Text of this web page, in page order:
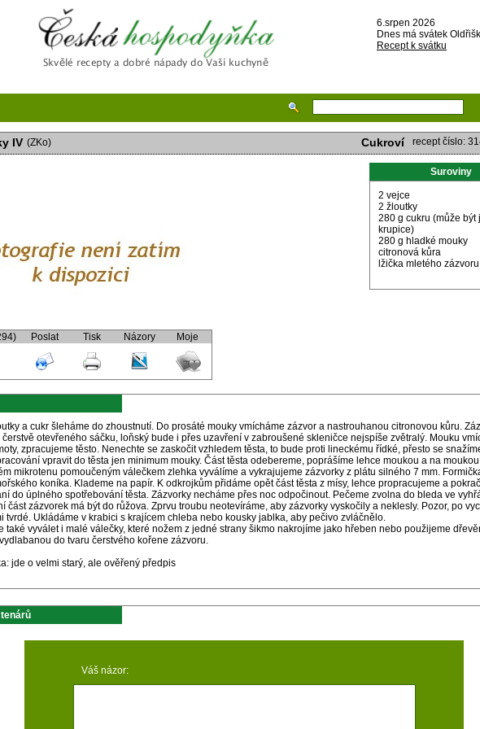
Česká hospodyňka
6.srpen 2026
Dnes má svátek
Recept k svátku
IV (ZKo) Cukroví recept číslo:
Poslat Tisk Názory Moje
Suroviny
2 vejce
2 žloutky
280 g cukru (může být
krupice)
280 g hladké mouky
citronová kůra
lžička mletého zázvoru
a cukr šleháme do zhoustnutí. Do prosáté mouky vmícháme zázvor a nastrouhanou citronovou kůru.
otevřeného sáčku, loňský bude i přes uzavření v zabroušené skleničce nejspíše zvětralý. Mouku
zpracujeme těsto. Nenechte se zaskočit vzhledem těsta, to bude proti lineckému řídké, přesto se
vpravit do těsta jen minimum mouky. Část těsta odebereme, poprášíme lehce moukou a na moukou
mikrotenu pomoučeným válečkem zlehka vyválíme a vykrajujeme zázvorky z plátu silného 7 mm.
koníka. Klademe na papír. K odkrojkům přidáme opět část těsta z mísy, lehce propracujeme a
do úplného spotřebování těsta. Zázvorky necháme přes noc odpočinout. Pečeme zvolna do bleda ve
část zázvorek má být do růžova. Zprvu troubu neotevíráme, aby zázvorky vyskočily a neklesly. Pozor, po
tvrdé. Ukládáme v krabici s krajícem chleba nebo kousky jablka, aby pečivo zvláčnělo.
také vyválet i malé válečky, které nožem z jedné strany šikmo nakrojíme jako hřeben nebo použijeme
do tvaru čerstvého kořene zázvoru.
jde o velmi starý, ale ověřený předpis
Váš názor: